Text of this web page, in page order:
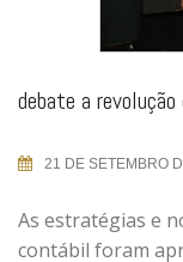
debate a
21 DE SETEMBRO
As estratégias e
contábil foram